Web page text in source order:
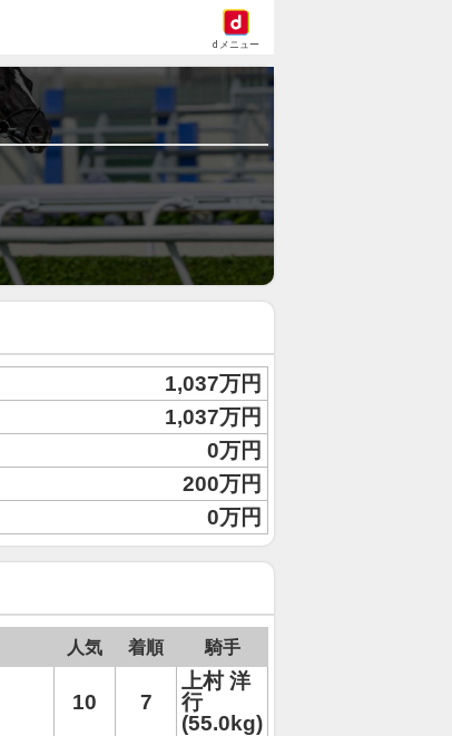
dメニュー
1,037万円
1,037万円
0万円
200万円
0万円
人気 着順 騎手
10 7
上村 洋
行
(55.0kg)